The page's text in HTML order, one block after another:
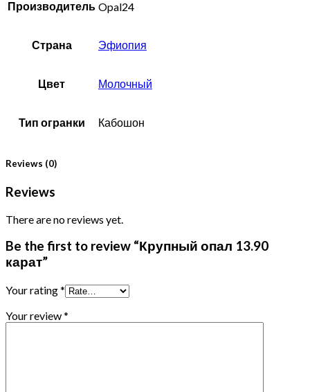
Производитель Opal24
Страна Эфиопия
Цвет Молочный
Тип огранки Кабошон
Reviews (0)
Reviews
There are no reviews yet.
Be the first to review “Крупный опал 13.90
карат”
Your rating*
Your review*